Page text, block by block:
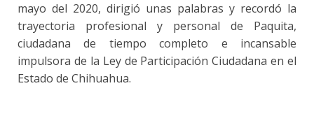
mayo del 2020, dirigió unas palabras y recordó la
trayectoria profesional y personal de Paquita,
ciudadana de tiempo completo e incansable
impulsora de la Ley de Participación Ciudadana en el
Estado de Chihuahua.